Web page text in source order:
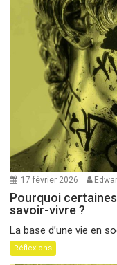
17 février 2026
Pourquoi
savoir-vivre ?
La base d’une vie en
Réflexions